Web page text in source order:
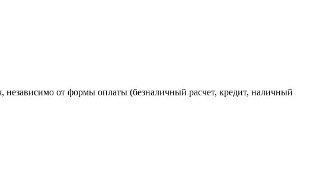
от формы оплаты (безналичный расчет, кредит, наличный